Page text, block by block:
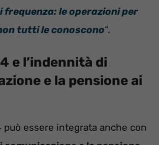
frequenza: le operazioni per
tutti le conoscono“.
e l’indennità di
e la pensione ai
può essere integrata anche con